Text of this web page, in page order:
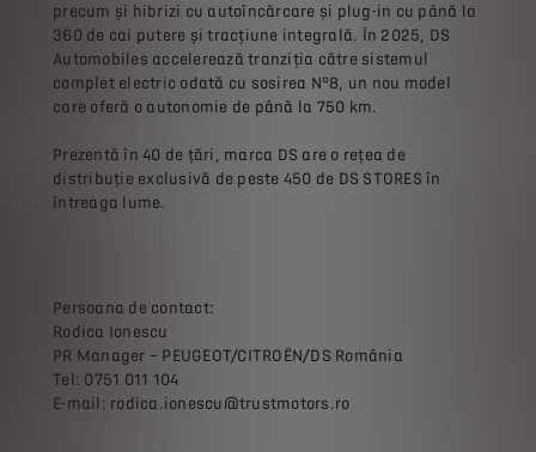
precum și hibrizi cu autoîncărcare și plug-in cu până la
360 de cai putere și tracțiune integrală. În 2025, DS
Automobiles accelerează tranziția către sistemul
complet electric odată cu sosirea N°8, un nou model
care oferă o autonomie de până la 750 km.
Prezentă în 40 de țări, marca DS are o rețea de
distribuție exclusivă de peste 450 de DS STORES în
întreaga lume.
Persoana de contact:
Rodica Ionescu
PR Manager – PEUGEOT/CITROËN/DS România
Tel: 0751 011 104
E-mail: rodica.ionescu@trustmotors.ro